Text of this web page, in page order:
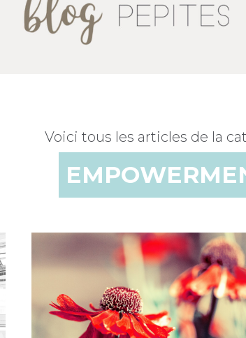
Voici tous les articles de la